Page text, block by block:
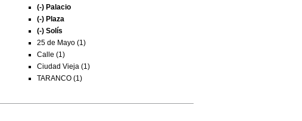
(-) Palacio
(-) Plaza
(-) Solís
25 de Mayo (1)
Calle (1)
Ciudad Vieja (1)
TARANCO (1)